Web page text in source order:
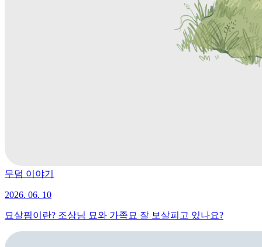
무덤 이야기
2026. 06. 10
묘살핌이란? 조상님 묘와 가족묘 잘 보살피고 있나요?